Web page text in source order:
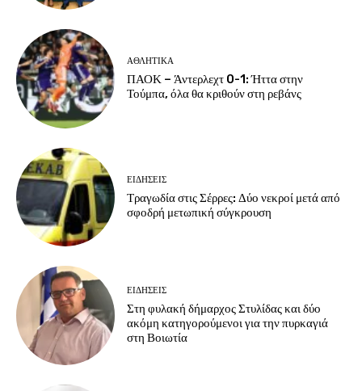
ΑΘΛΗΤΙΚΑ
ΠΑΟΚ – Άντερλεχτ 0-1: Ήττα στην
Τούμπα, όλα θα κριθούν στη ρεβάνς
ΕΙΔΗΣΕΙΣ
Τραγωδία στις Σέρρες: Δύο νεκροί μετά από
σφοδρή μετωπική σύγκρουση
ΕΙΔΗΣΕΙΣ
Στη φυλακή δήμαρχος Στυλίδας και δύο
ακόμη κατηγορούμενοι για την πυρκαγιά
στη Βοιωτία